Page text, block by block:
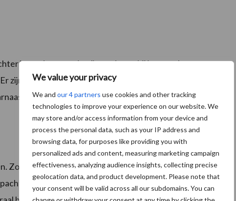
We value your privacy
We and our 4 partners use cookies and other tracking
technologies to improve your experience on our website. We
may store and/or access information from your device and
process the personal data, such as your IP address and
browsing data, for purposes like providing you with
personalized ads and content, measuring marketing campaign
effectiveness, analyzing audience insights, collecting precise
geolocation data, and product development. Please note that
your consent will be valid across all our subdomains. You can
is verder geoptimaliseerd waarbij is gezocht naar
zijn ook verbeteringen om landbouwgronden in handen
werden ook een aantal moderniseringen
Zo komen er geen bijkomende fiscale stimuli om
af te sluiten en er wordt geen regeling